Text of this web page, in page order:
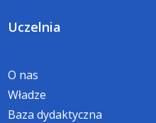
Uczelnia
O nas
Władze
Baza dydaktyczna